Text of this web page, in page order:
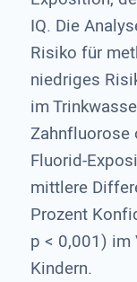
IQ. Die
Risiko für
niedriges
im
Zahnfluorose
Fluorid-
mittlere
Prozent
p < 0,001) im
Kindern.